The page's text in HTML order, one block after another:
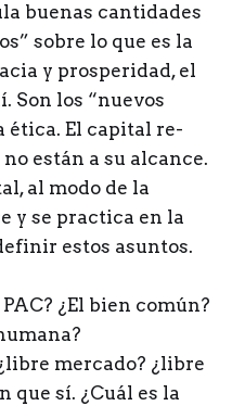
buenas cantidades
sobre lo que es la
y prosperidad, el
Son los “nuevos
ética. El capital re-
están a su alcance.
al modo de la
y se practica en la
estos asuntos.
¿El bien común?
mercado? ¿libre
que sí. ¿Cuál es la